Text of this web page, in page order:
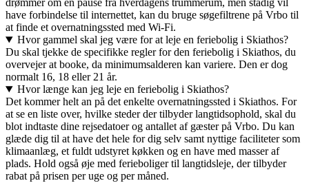
drømmer om en pause fra hverdagens trummerum, men stadig vil
have forbindelse til internettet, kan du bruge søgefiltrene på Vrbo til
at finde et overnatningssted med Wi-Fi.
Hvor gammel skal jeg være for at leje en feriebolig i Skiathos?
Du skal tjekke de specifikke regler for den feriebolig i Skiathos, du
overvejer at booke, da minimumsalderen kan variere. Den er dog
normalt 16, 18 eller 21 år.
Hvor længe kan jeg leje en feriebolig i Skiathos?
Det kommer helt an på det enkelte overnatningssted i Skiathos. For
at se en liste over, hvilke steder der tilbyder langtidsophold, skal du
blot indtaste dine rejsedatoer og antallet af gæster på Vrbo. Du kan
glæde dig til at have det hele for dig selv samt nyttige faciliteter som
klimaanlæg, et fuldt udstyret køkken og en have med masser af
plads. Hold også øje med ferieboliger til langtidsleje, der tilbyder
rabat på prisen per uge og per måned.